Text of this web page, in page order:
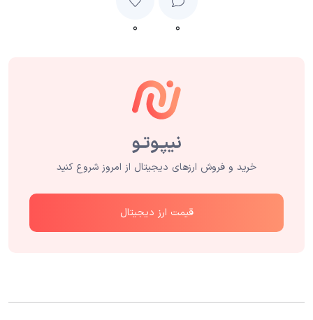
۰ ۰
خرید و فروش ارزهای دیجیتال از امروز شروع کنید
قیمت ارز دیجیتال